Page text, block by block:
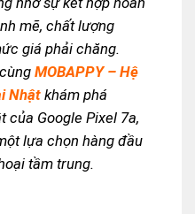
mẽ, chất lượng
giá phải chăng.
cùngMOBAPPY – Hệ
Nhật khám phá
của Google Pixel 7a,
lựa chọn hàng đầu
tầm trung.